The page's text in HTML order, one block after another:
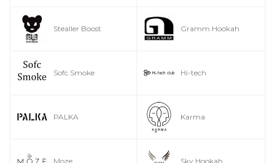
Stealler Boost Gramm Hookah
Sofc Smoke Hi-tech
PALKA Karma
Moze Sky Hookah